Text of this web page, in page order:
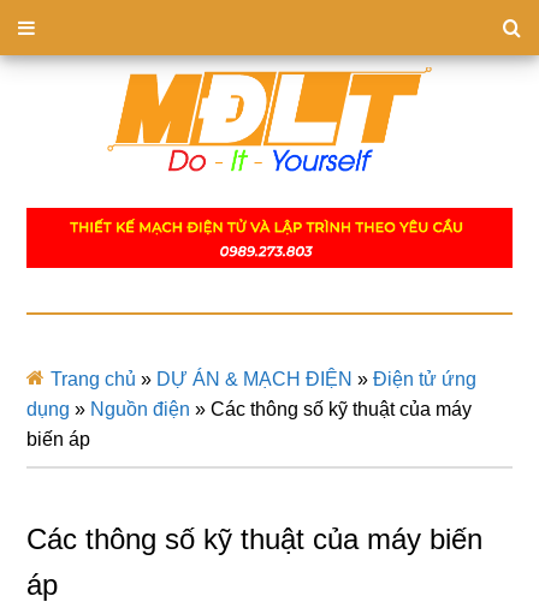
Trang chủ » DỰ ÁN & MẠCH ĐIỆN »Điện tử ứng
dụng » Nguồn điện »Các thông số kỹ thuật của máy
biến áp
Các thông số kỹ thuật của máy biến
áp